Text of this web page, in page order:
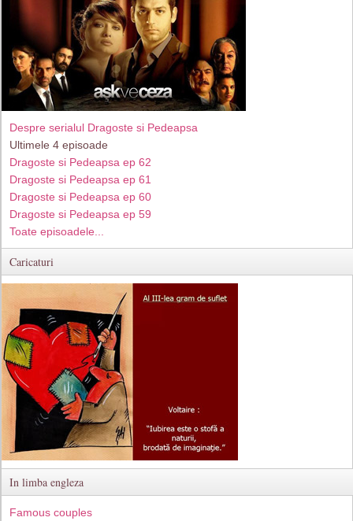
Despre serialul Dragoste si Pedeapsa
Ultimele 4 episoade
Dragoste si Pedeapsa ep 62
Dragoste si Pedeapsa ep 61
Dragoste si Pedeapsa ep 60
Dragoste si Pedeapsa ep 59
Toate episoadele...
Caricaturi
In limba engleza
Famous couples